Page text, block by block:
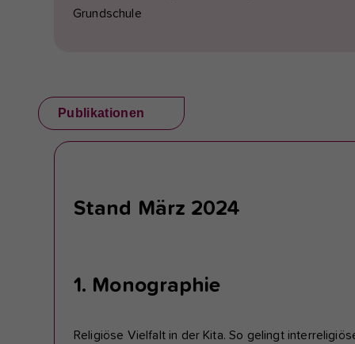
Grundschule
Publikationen
Stand März 2024
1. Monographie
Religiöse Vielfalt in der Kita. So gelingt